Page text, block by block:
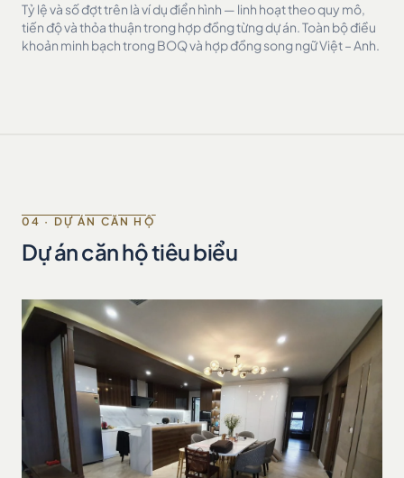
Tỷ lệ và số đợt trên là ví dụ điển hình — linh hoạt theo quy mô,
tiến độ và thỏa thuận trong hợp đồng từng dự án. Toàn bộ điều
khoản minh bạch trong BOQ và hợp đồng song ngữ Việt – Anh.
04 · DỰ ÁN CĂN HỘ
Dự án căn hộ tiêu biểu